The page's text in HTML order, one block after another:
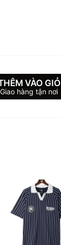
VÀO GIỎ
Giao hàng tận nơi